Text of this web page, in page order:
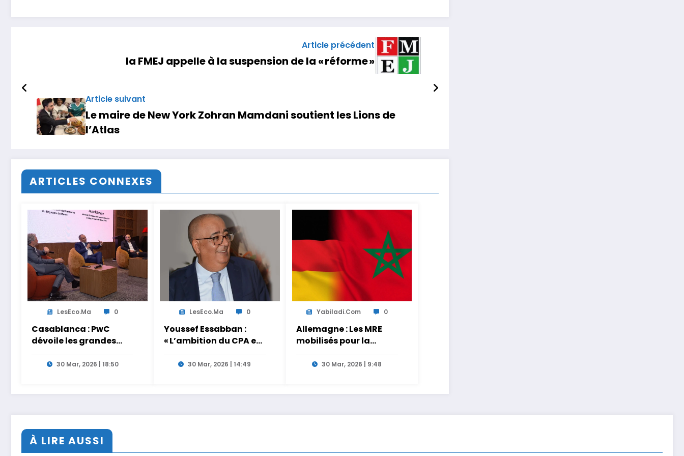
Article précédent
la FMEJ appelle à la suspension de la « réforme »
Article suivant
Le maire de New York Zohran Mamdani soutient les Lions de
l’Atlas
ARTICLES CONNEXES
LesEco.ma 0
Casablanca : PwC
dévoile les grandes
tendances de la CEO
Survey 2026
30 Mar, 2026 | 18:50
LesEco.ma 0
Youssef Essabban :
« L’ambition du CPA est
de dépasser les
modèles traditionnels
30 Mar, 2026 | 14:49
Yabiladi.com 0
Allemagne : Les MRE
mobilisés pour la
transmission des liens
entre générations
30 Mar, 2026 | 9:48
À LIRE AUSSI